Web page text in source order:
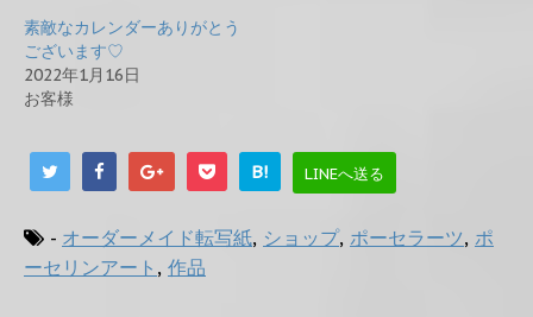
素敵なカレンダーありがとう
ございます♡
2022年1月16日
お客様
B! LINEへ送る
- オーダーメイド転写紙, ショップ, ポーセラーツ, ポ
ーセリンアート , 作品